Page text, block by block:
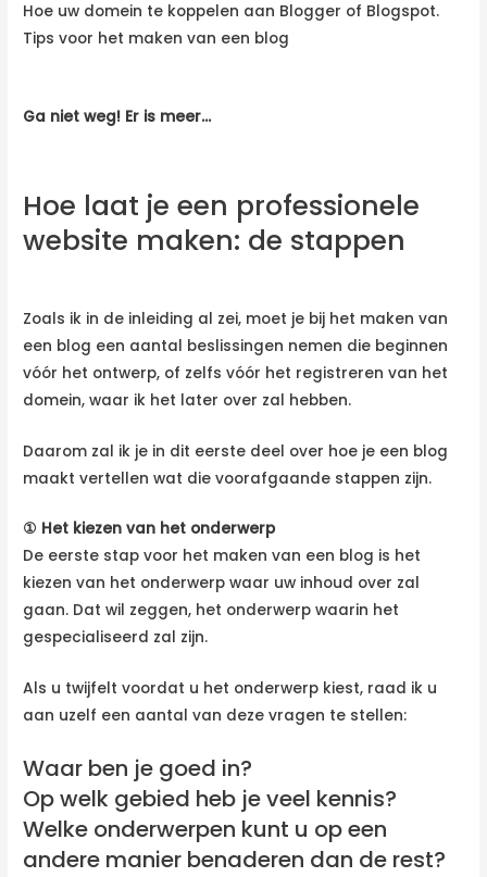
Hoe uw domein te koppelen aan Blogger of Blogspot.
Tips voor het maken van een blog
Ga niet weg! Er is meer…
Hoe laat je een professionele
website maken: de stappen
Zoals ik in de inleiding al zei, moet je bij het maken van
een blog een aantal beslissingen nemen die beginnen
vóór het ontwerp, of zelfs vóór het registreren van het
domein, waar ik het later over zal hebben.
Daarom zal ik je in dit eerste deel over hoe je een blog
maakt vertellen wat die voorafgaande stappen zijn.
① Het kiezen van het onderwerp
De eerste stap voor het maken van een blog is het
kiezen van het onderwerp waar uw inhoud over zal
gaan. Dat wil zeggen, het onderwerp waarin het
gespecialiseerd zal zijn.
Als u twijfelt voordat u het onderwerp kiest, raad ik u
aan uzelf een aantal van deze vragen te stellen:
Waar ben je goed in?
Op welk gebied heb je veel kennis?
Welke onderwerpen kunt u op een
andere manier benaderen dan de rest?